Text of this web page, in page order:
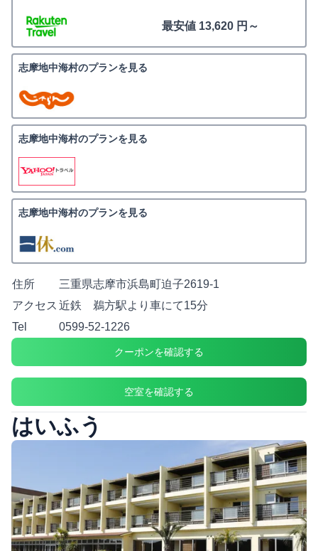
最安値 13,620 円～
志摩地中海村のプランを見る
志摩地中海村のプランを見る
志摩地中海村のプランを見る
住所
三重県志摩市浜島町迫子2619-1
アクセス 近鉄 鵜方駅より車にて15分
Tel
0599-52-1226
クーポンを確認する
空室を確認する
はいふう